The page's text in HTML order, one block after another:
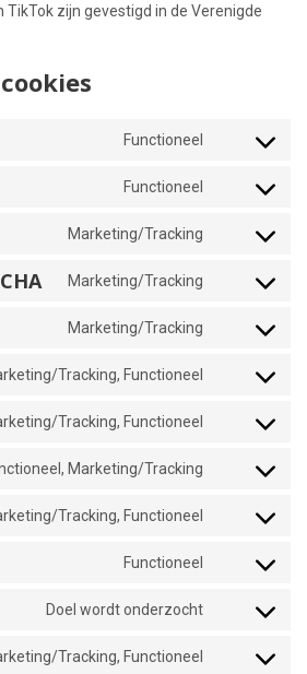
zijn gevestigd in de Verenigde
Functioneel
Consent
service
Functioneel
Consent
service
Marketing/Tracking
Consent
service
Marketing/Tracking
Consent
service
recaptcha
Marketing/Tracking
Consent
service
Tracking, Functioneel
Consent
service
Tracking, Functioneel
Consent
service
Marketing/Tracking
Consent
service
Tracking, Functioneel
Consent
service
Functioneel
Consent
service
Doel wordt onderzocht
Consent
service
Tracking, Functioneel
Consent